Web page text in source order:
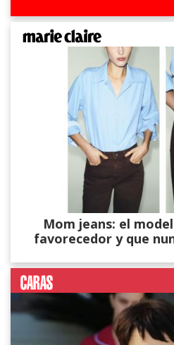
Mom jeans: el
favorecedor y que